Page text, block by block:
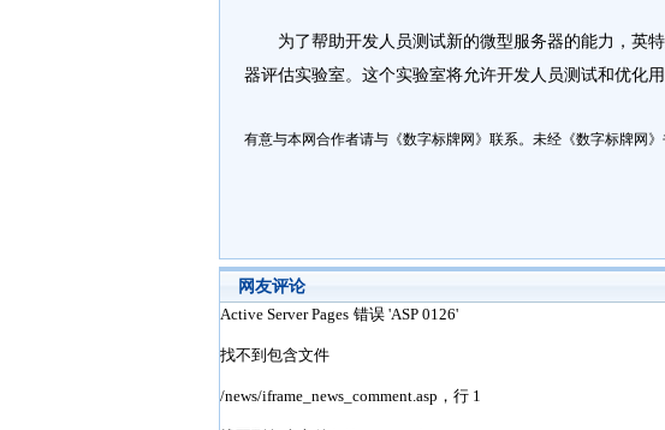
为了帮助开发人员测试新的微型服务器的能力，英特
器评估实验室。这个实验室将允许开发人员测试和优化
有意与本网合作者请与《数字标牌网》联系。未经《数字标牌网
网友评论